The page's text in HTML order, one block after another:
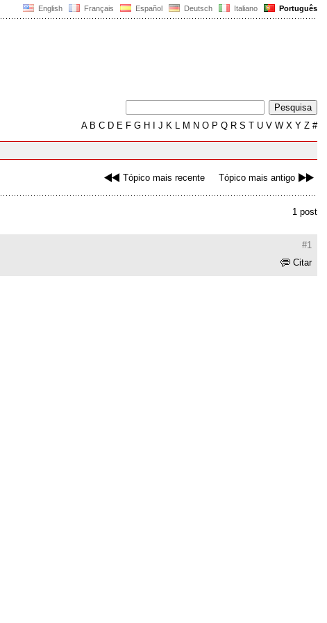
English Français Español Deutsch Italiano Português
AB C D E F G H J K L M N O P Q R S T U V W X Y Z #
Tópico mais recente Tópico mais antigo
1 post
#1
Citar